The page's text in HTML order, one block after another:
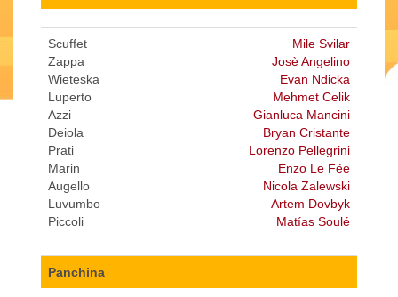
Scuffet
Zappa
Wieteska
Luperto
Azzi
Deiola
Prati
Marin
Augello
Luvumbo
Piccoli
Mile Svilar
Josè Angelino
Evan Ndicka
Mehmet Celik
Gianluca Mancini
Bryan Cristante
Lorenzo Pellegrini
Enzo Le Fée
Nicola Zalewski
Artem Dovbyk
Matías Soulé
Panchina